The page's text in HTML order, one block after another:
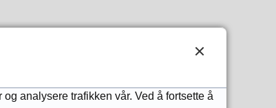
analysere trafikken vår. Ved å fortsette å